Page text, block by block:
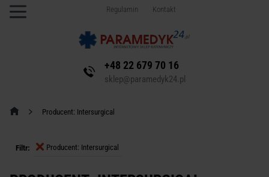
Regulamin Kontakt
+48 22 679 70 16
sklep@paramedyk24.pl
Producent: Intersurgical
Filtr: Producent: Intersurgical